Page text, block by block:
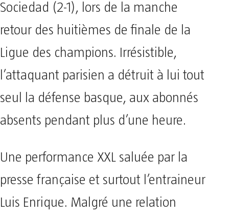
Sociedad (2-1), lors de la manche
retour des huitièmes de finale de la
Ligue des champions. Irrésistible,
l’attaquant parisien a détruit à lui tout
seul la défense basque, aux abonnés
absents pendant plus d’une heure.
Une performance XXL saluée par la
presse française et surtout l’entraineur
Luis Enrique. Malgré une relation